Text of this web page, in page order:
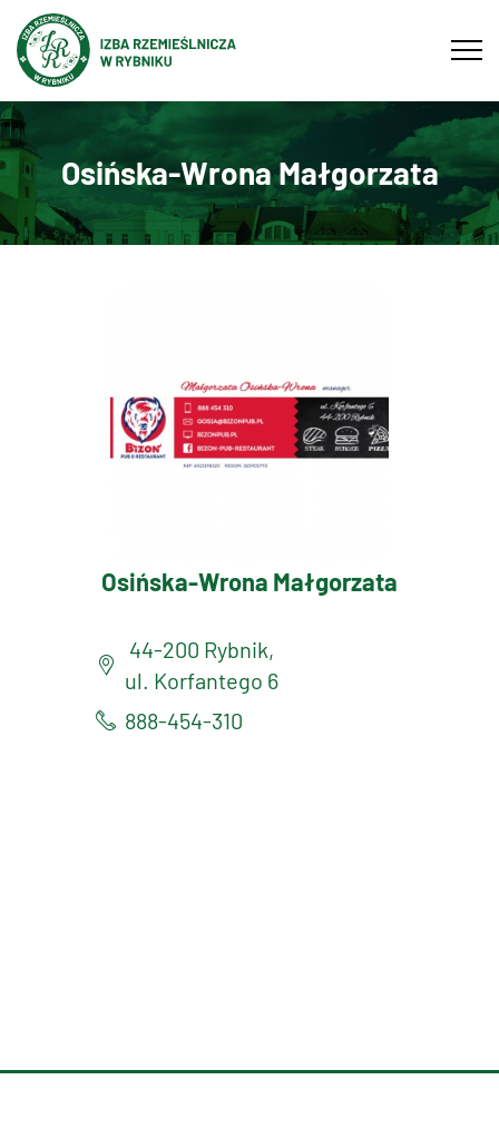
Osińska-Wrona Małgorzata
Osińska-Wrona Małgorzata
44-200 Rybnik,
ul. Korfantego 6
888-454-310